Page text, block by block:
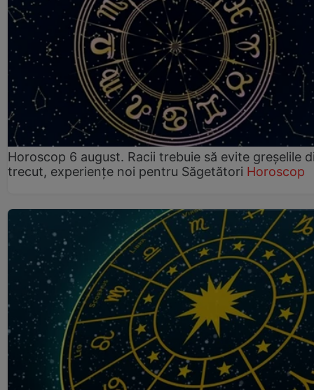
Horoscop 6 august. Racii trebuie să evite greșelile
trecut, experiențe noi pentru Săgetători Horoscop